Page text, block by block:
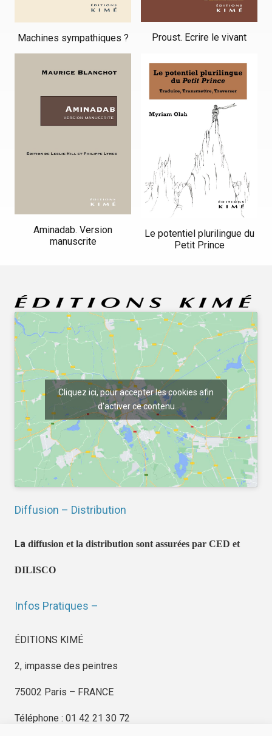
Machines sympathiques ? Proust. Ecrire le vivant
Aminadab. Version
manuscrite
Le potentiel plurilingue du
Petit Prince
Cliquez ici, pour accepter les cookies afin
d'activer ce contenu
Diffusion – Distribution
La diffusion et la distribution sont assurées par CED et
DILISCO
Infos Pratiques –
ÉDITIONS KIMÉ
2, impasse des peintres
75002 Paris – FRANCE
Téléphone : 01 42 21 30 72